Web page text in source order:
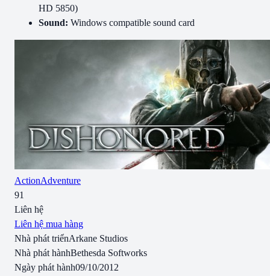
HD 5850)
Sound: Windows compatible sound card
ActionAdventure
91
Liên hệ
Liên hệ mua hàng
Nhà phát triểnArkane Studios
Nhà phát hànhBethesda Softworks
Ngày phát hành09/10/2012